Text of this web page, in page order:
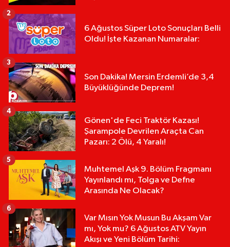
6 Ağustos Süper Loto Sonuçları Belli
Oldu! İşte Kazanan Numaralar:
2
Son Dakika! Mersin Erdemli’de 3,4
Büyüklüğünde Deprem!
3
Gönen'de Feci Traktör Kazası!
Şarampole Devrilen Araçta Can
Pazarı: 2 Ölü, 4 Yaralı!
4
Muhtemel Aşk 9. Bölüm Fragmanı
Yayınlandı mı, Tolga ve Defne
Arasında Ne Olacak?
5
Var Mısın Yok Musun Bu Akşam Var
mı, Yok mu? 6 Ağustos ATV Yayın
Akışı ve Yeni Bölüm Tarihi:
6